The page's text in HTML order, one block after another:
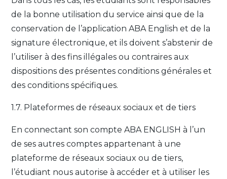
de la bonne utilisation du service ainsi que de la
conservation de l’application ABA English et de la
signature électronique, et ils doivent s’abstenir de
l’utiliser à des fins illégales ou contraires aux
dispositions des présentes conditions générales et
des conditions spécifiques.
1.7. Plateformes de réseaux sociaux et de tiers
En connectant son compte ABA ENGLISH à l’un
de ses autres comptes appartenant à une
plateforme de réseaux sociaux ou de tiers,
l’étudiant nous autorise à accéder et à utiliser les